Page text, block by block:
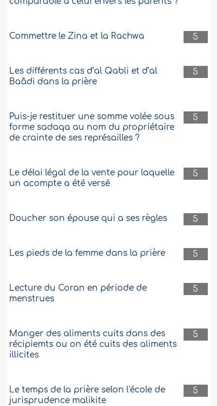
5
Commettre le Zina et la Rachwa
5
Les différents cas d’al Qabli et d’al
Baâdi dans la prière
5
Puis-je restituer une somme volée sous
forme sadaqa au nom du propriétaire
de crainte de ses représailles ?
5
Le délai légal de la vente pour laquelle
un acompte a été versé
5
Doucher son épouse qui a ses règles
5
Les pieds de la femme dans la prière
5
Lecture du Coran en période de
menstrues
5
Manger des aliments cuits dans des
récipiemts ou on été cuits des aliments
illicites
5
Le temps de la prière selon l'école de
jurisprudence malikite